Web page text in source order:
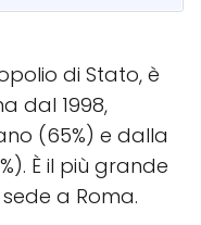
di Stato, è
dal 1998,
(65%) e dalla
È il più grande
a Roma.